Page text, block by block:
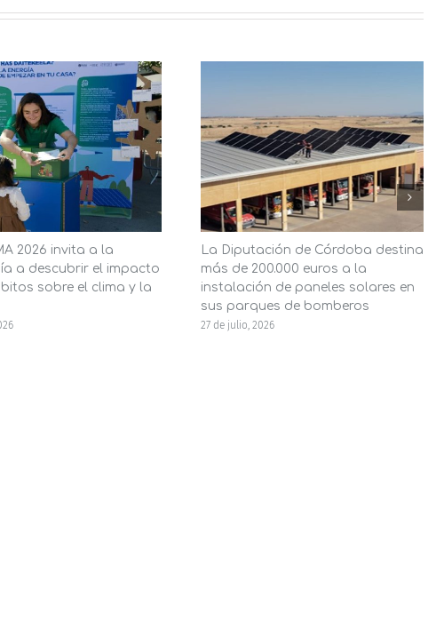
2026 invita a la
a descubrir el impacto
sobre el clima y la
La Diputación de Córdoba destina
más de 200.000 euros a la
instalación de paneles solares en
sus parques de bomberos
27 de julio, 2026